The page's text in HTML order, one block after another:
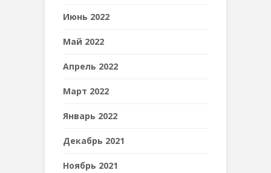
Июнь 2022
Май 2022
Апрель 2022
Март 2022
Январь 2022
Декабрь 2021
Ноябрь 2021